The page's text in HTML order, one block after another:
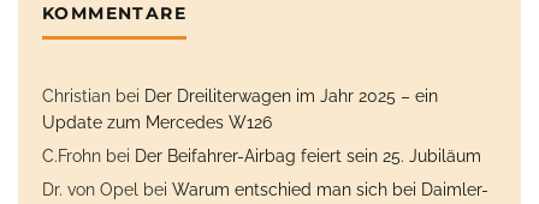
KOMMENTARE
Christian bei Der Dreiliterwagen im Jahr 2025 – ein
Update zum Mercedes W126
C.Frohn bei Der Beifahrer-Airbag feiert sein 25. Jubiläum
Dr. von Opel
bei Warum entschied man sich bei Daimler-